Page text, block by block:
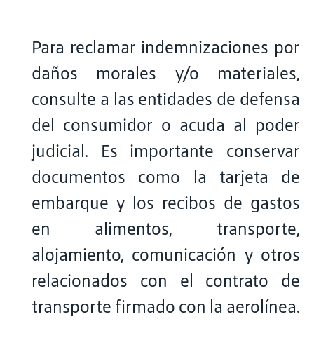
Para reclamar indemnizaciones por
daños morales y/o materiales,
consulte a las entidades de defensa
del consumidor o acuda al poder
judicial. Es importante conservar
documentos como la tarjeta de
embarque y los recibos de gastos
en alimentos, transporte,
alojamiento, comunicación y otros
relacionados con el contrato de
transporte firmado con la aerolínea.